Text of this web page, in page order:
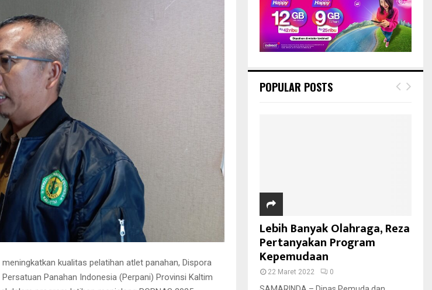
meningkatkan kualitas pelatihan atlet panahan, Dispora
Panahan Indonesia (Perpani) Provinsi Kaltim
POPULAR POSTS
Lebih Banyak Olahraga, Reza
Pertanyakan Program
Kepemudaan
22 Maret 2022 0